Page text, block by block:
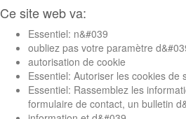
Ce site web va:
Essentiel: n&#039
oubliez pas votre paramètre
autorisation de cookie
Essentiel: Autoriser les cookies de
Essentiel: Rassemblez les
formulaire de contact, un bulletin